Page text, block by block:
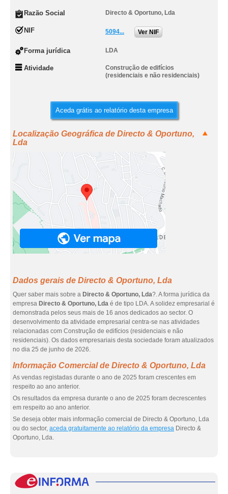
Razão Social Directo & Oportuno, Lda
NIF 5094... Ver NIF
Forma jurídica LDA
Atividade
Construção de edifícios
(residenciais e não residenciais)
Aceda grátis ao relatório desta empresa
Localização Geográfica de Directo & Oportuno,
Lda
Dados gerais de Directo & Oportuno, Lda
Quer saber mais sobre a Directo & Oportuno, Lda?. A forma jurídica da
empresa Directo & Oportuno, Lda é de tipo LDA. A solidez empresarial é
demonstrada pelos seus mais de 16 anos dedicados ao sector. O
desenvolvimento da atividade empresarial centra-se nas atividades
relacionadas com Construção de edifícios (residenciais e não
residenciais). Os dados empresariais desta sociedade foram atualizados
no dia 25 de junho de 2026.
Informação Comercial de Directo & Oportuno, Lda
As vendas registadas durante o ano de 2025 foram crescentes em
respeito ao ano anterior.
Os resultados da empresa durante o ano de 2025 foram decrescentes
em respeito ao ano anterior.
Se deseja obter mais informação comercial de Directo & Oportuno, Lda
ou do sector, aceda gratuitamente ao relatório da empresa Directo &
Oportuno, Lda.